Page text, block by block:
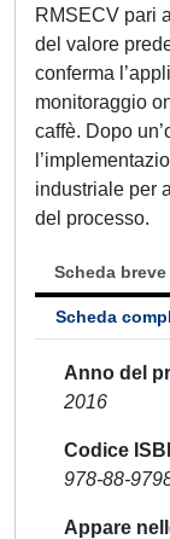
RMSECV pari
del valore
conferma
monitoraggio
caffè. Dopo
industriale per
del processo.
Scheda breve
Scheda
Anno del
2016
Codice
978-88-
Appare